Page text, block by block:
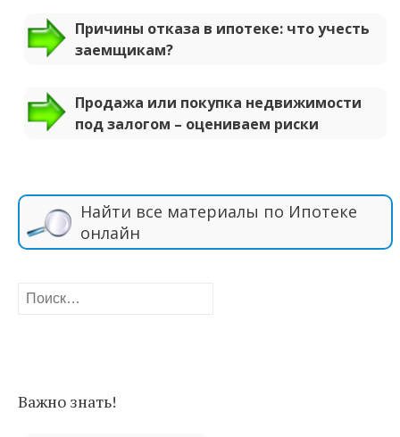
Причины отказа в ипотеке: что учесть
заемщикам?
Продажа или покупка недвижимости
под залогом – оцениваем риски
Найти все материалы по Ипотеке
онлайн
Найти:
Важно знать!